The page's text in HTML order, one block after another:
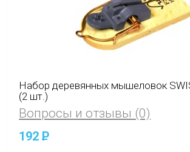
Набор деревянных мышеловок
(2 шт.)
Вопросы и отзывы (0)
192P